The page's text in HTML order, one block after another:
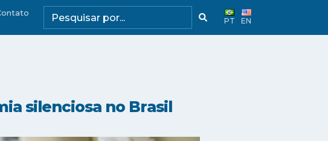
PT EN
silenciosa no Brasil